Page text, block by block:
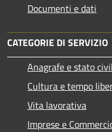
Documenti e dati
CATEGORIE DI SERVIZIO
Anagrafe e stato
Cultura e tempo
Vita lavorativa
Imprese e